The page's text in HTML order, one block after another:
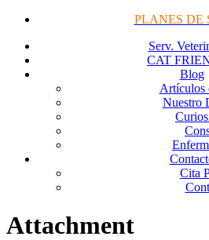
PLANES DE
Serv.
CAT
Blog
Artículos
Nuestro
Cita
Attachment